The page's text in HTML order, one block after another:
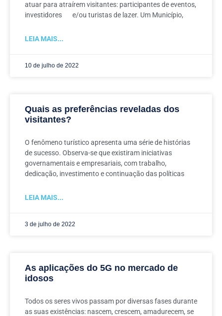
atuar para atraírem visitantes: participantes de eventos,
investidores e/ou turistas de lazer. Um Município,
LEIA MAIS...
10 de julho de 2022
Quais as preferências reveladas dos
visitantes?
O fenômeno turístico apresenta uma série de histórias
de sucesso. Observa-se que existiram iniciativas
governamentais e empresariais, com trabalho,
dedicação, investimento e continuação das políticas
LEIA MAIS...
3 de julho de 2022
As aplicações do 5G no mercado de
idosos
Todos os seres vivos passam por diversas fases durante
as suas existências: nascem, crescem, amadurecem, se